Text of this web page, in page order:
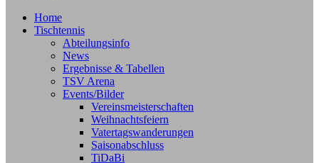
Home
Tischtennis
Abteilungsinfo
News
Ergebnisse & Tabellen
TSV Arena
Events/Bilder
Vereinsmeisterschaften
Weihnachtsfeiern
Vatertagswanderungen
Saisonabschluss
TiDaBi